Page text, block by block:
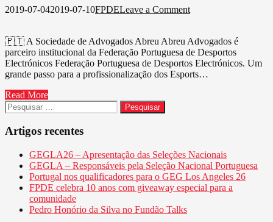
2019-07-042019-07-10FPDELeave a Commenton
Advogados
🇵🇹 A Sociedade de Advogados Abreu Abreu Advogados é
parceiro institucional da Federação Portuguesa de Desportos
Electrónicos Federação Portuguesa de Desportos Electrónicos. Um
grande passo para a profissionalização dos Esports…
Read More
Pesquisar
por:
Artigos recentes
GEGLA26 – Apresentação das Seleções Nacionais
GEGLA – Responsáveis pela Seleção Nacional Portuguesa
Portugal nos qualificadores para o GEG Los Angeles 26
FPDE celebra 10 anos com giveaway especial para a
comunidade
Pedro Honório da Silva no Fundão Talks